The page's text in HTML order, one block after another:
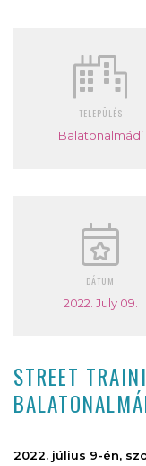
TELEPÜLÉS
Balatonalmádi
DÁTUM
2022. July 09.
STREET
2022. július 9-én,